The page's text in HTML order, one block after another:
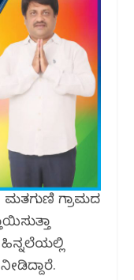
ಮತಗುಣಿ ಗ್ರಾಮದ
ಹಿನ್ನಲೆಯಲ್ಲಿ